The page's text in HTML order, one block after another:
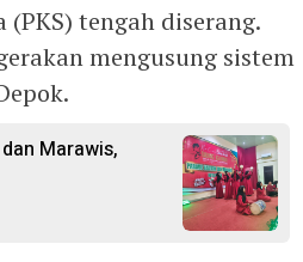
tengah diserang.
mengusung sistem
Marawis,